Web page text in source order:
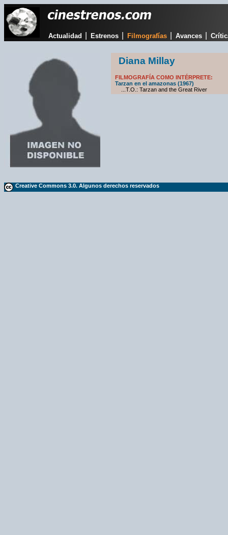
Actualidad Estrenos Filmografías Avances
Diana Millay
FILMOGRAFÍA COMO INTÉRPRETE:
Tarzan en el amazonas (1967)
...T.O.: Tarzan and the Great River
Creative Commons 3.0. Algunos derechos reservados